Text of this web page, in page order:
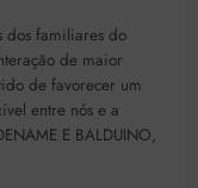
dos familiares do
de maior
de favorecer um
entre nós e a
E BALDUINO,